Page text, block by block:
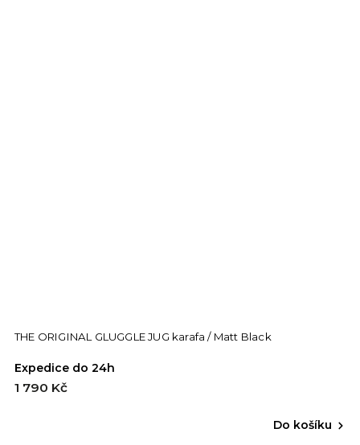
THE ORIGINAL GLUGGLE JUG karafa / Matt Black
Expedice do 24h
1 790 Kč
Do košíku